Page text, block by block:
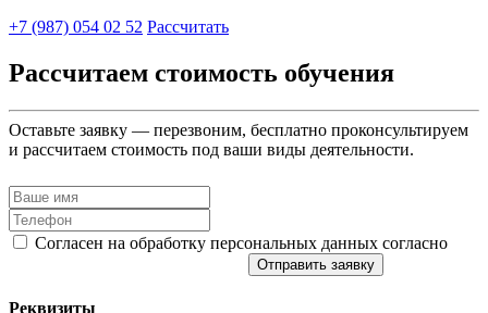
+7 (987) 054 02 52 Рассчитать
Рассчитаем стоимость обучения
Оставьте заявку — перезвоним, бесплатно проконсультируем
и рассчитаем стоимость под ваши виды деятельности.
Согласен на обработку персональных данных согласно
Отправить заявку
Реквизиты